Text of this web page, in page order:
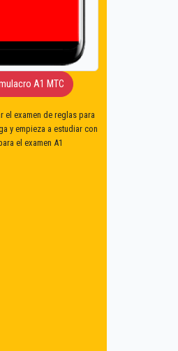
A1 MTC
el examen de reglas para
y empieza a estudiar con
el examen A1